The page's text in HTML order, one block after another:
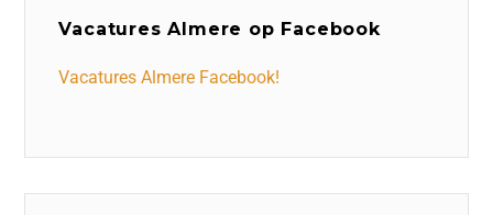
Vacatures Almere op Facebook
Vacatures Almere Facebook!